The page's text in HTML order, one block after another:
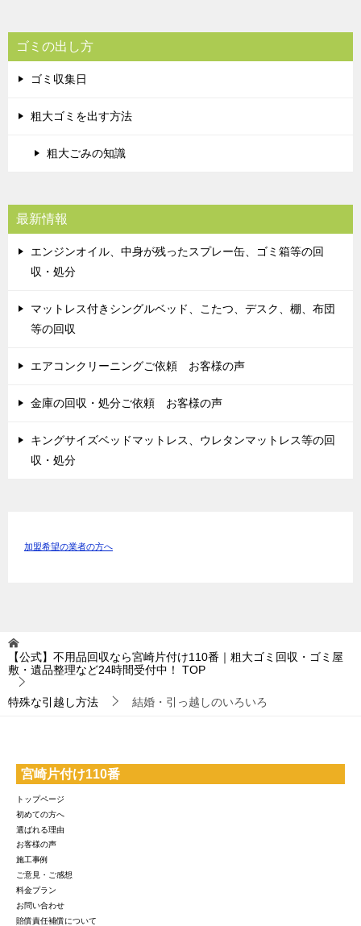
ゴミの出し方
ゴミ収集日
粗大ゴミを出す方法
粗大ごみの知識
最新情報
エンジンオイル、中身が残ったスプレー缶、ゴミ箱等の回
収・処分
マットレス付きシングルベッド、こたつ、デスク、棚、布団
等の回収
エアコンクリーニングご依頼 お客様の声
金庫の回収・処分ご依頼 お客様の声
キングサイズベッドマットレス、ウレタンマットレス等の回
収・処分
加盟希望の業者の方へ
【公式】不用品回収なら宮崎片付け110番｜粗大ゴミ回収・ゴミ屋
敷・遺品整理など24時間受付中！
TOP
特殊な引越し方法 結婚・引っ越しのいろいろ
宮崎片付け110番
トップページ
初めての方へ
選ばれる理由
お客様の声
施工事例
ご意見・ご感想
料金プラン
お問い合わせ
賠償責任補償について